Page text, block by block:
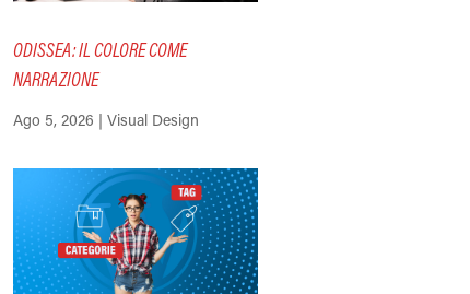
ODISSEA: IL COLORE COME
NARRAZIONE
Ago 5, 2026 | Visual Design